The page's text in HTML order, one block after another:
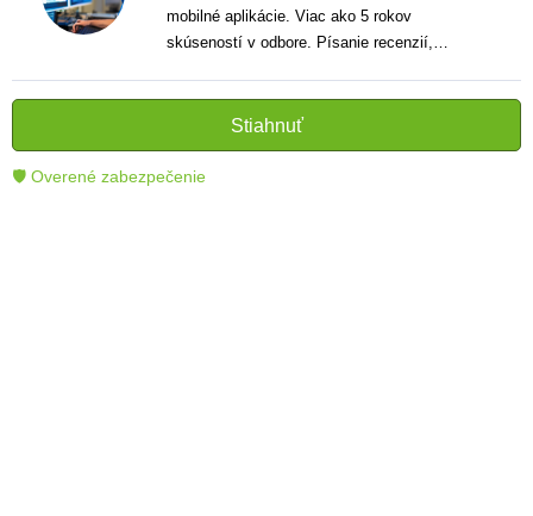
mobilné aplikácie. Viac ako 5 rokov
skúseností v odbore. Písanie recenzií,
informatívnych textov, ktoré pomáhajú
čitateľom lepšie porozumieť a využiť moderné
technológie.
Stiahnuť
🛡 Overené zabezpečenie